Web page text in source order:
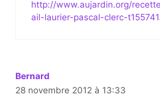
http://www.aujardin.org/
ail-laurier-pascal-clerc-
Bernard
28 novembre 2012 à 13:33